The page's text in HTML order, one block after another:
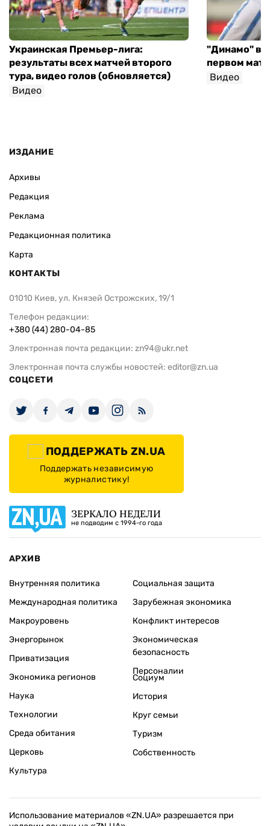
Украинская Премьер-лига:
результаты всех матчей второго
тура, видео голов (обновляется)
Видео
"Динамо"
первом
Видео
ИЗДАНИЕ
Архивы
Редакция
Реклама
Редакционная политика
Карта
КОНТАКТЫ
01010 Киев, ул. Князей Острожских, 19/1
Телефон редакции:
+380 (44) 280-04-85
Электронная почта редакции: zn94@ukr.net
Электронная почта службы новостей: editor@zn.ua
СОЦСЕТИ
ПОДДЕРЖАТЬ ZN.UA
Поддержать независимую
журналистику!
ЗЕРКАЛО НЕДЕЛИ
не подводим с 1994-го года
АРХИВ
Внутренняя политика
Международная политика
Макроуровень
Энергорынок
Приватизация
Экономика регионов
Социальная защита
Зарубежная экономика
Конфликт интересов
Экономическая
безопасность
Персоналии
Наука
Технологии
Среда обитания
Церковь
Культура
Социум
История
Круг семьи
Туризм
Собственность
Использование материалов «ZN.UA» разрешается при